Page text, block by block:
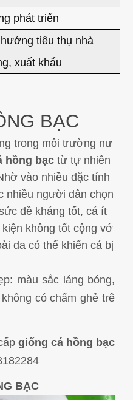
phát triển
tiêu thụ nhà
xuất khẩu
BẠC
trong môi trường nư
hồng bạc từ tự nhiên
vào nhiều đặc tính
nhiều người dân chọn
đề kháng tốt, cá ít
không tốt cộng vớ
da có thể khiến cá bị
màu sắc láng bóng,
có chấm ghẻ trê
giống cá hồng bạc
BẠC